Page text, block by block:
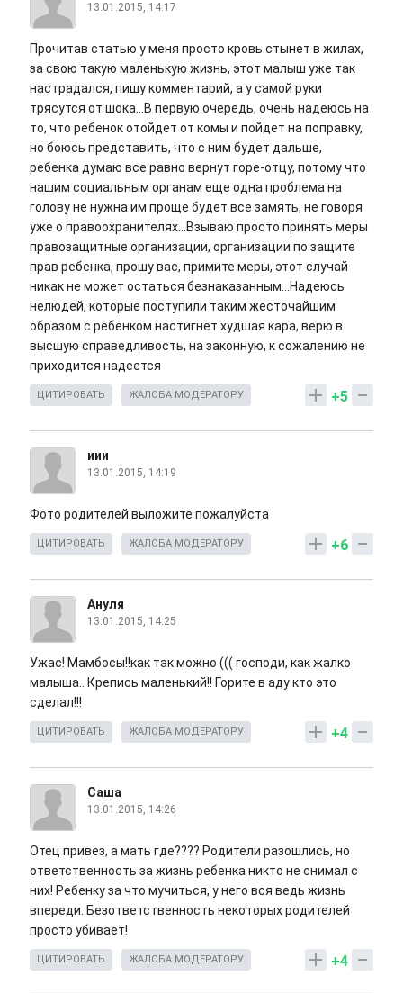
13.01.2015, 14:17
Прочитав статью у меня просто кровь стынет в жилах,
за свою такую маленькую жизнь, этот малыш уже так
настрадался, пишу комментарий, а у самой руки
трясутся от шока...В первую очередь, очень надеюсь на
то, что ребенок отойдет от комы и пойдет на поправку,
но боюсь представить, что с ним будет дальше,
ребенка думаю все равно вернут горе-отцу, потому что
нашим социальным органам еще одна проблема на
голову не нужна им проще будет все замять, не говоря
уже о правоохранителях...Взываю просто принять меры
правозащитные организации, организации по защите
прав ребенка, прошу вас, примите меры, этот случай
никак не может остаться безнаказанным...Надеюсь
нелюдей, которые поступили таким жесточайшим
образом с ребенком настигнет худшая кара, верю в
высшую справедливость, на законную, к сожалению не
приходится надеется
+5
ЦИТИРОВАТЬ ЖАЛОБА МОДЕРАТОРУ
иии
13.01.2015, 14:19
Фото родителей выложите пожалуйста
+6
ЦИТИРОВАТЬ ЖАЛОБА МОДЕРАТОРУ
Ануля
13.01.2015, 14:25
Ужас! Мамбосы!!как так можно ((( господи, как жалко
малыша.. Крепись маленький!! Горите в аду кто это
сделал!!!
+4
ЦИТИРОВАТЬ ЖАЛОБА МОДЕРАТОРУ
Саша
13.01.2015, 14:26
Отец привез, а мать где???? Родители разошлись, но
ответственность за жизнь ребенка никто не снимал с
них! Ребенку за что мучиться, у него вся ведь жизнь
впереди. Безответственность некоторых родителей
просто убивает!
+4
ЦИТИРОВАТЬ ЖАЛОБА МОДЕРАТОРУ